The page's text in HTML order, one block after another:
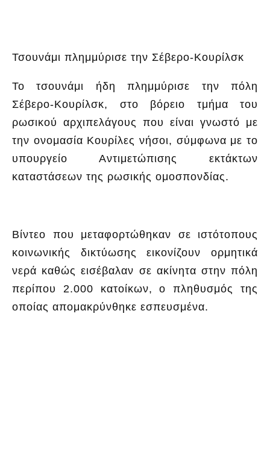
Τσουνάμι πλημμύρισε την Σέβερο-Κουρίλσκ
Το τσουνάμι ήδη πλημμύρισε την πόλη
Σέβερο-Κουρίλσκ, στο βόρειο τμήμα του
ρωσικού αρχιπελάγους που είναι γνωστό με
την ονομασία Κουρίλες νήσοι, σύμφωνα με το
υπουργείο Αντιμετώπισης εκτάκτων
καταστάσεων της ρωσικής ομοσπονδίας.
Βίντεο που μεταφορτώθηκαν σε ιστότοπους
κοινωνικής δικτύωσης εικονίζουν ορμητικά
νερά καθώς εισέβαλαν σε ακίνητα στην πόλη
περίπου 2.000 κατοίκων, ο πληθυσμός της
οποίας απομακρύνθηκε εσπευσμένα.